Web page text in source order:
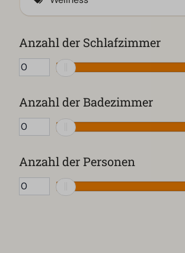
Outdoor-Küche
Steg (5)
Umzäunter Garten (4)
Infrarot / traditionelle Sauna
Hot Tub
Infrarot-Sauna
Whirlpool
Traditionelle Sauna
Anzahl der Schlafzimmer
Anzahl der Badezimmer
Anzahl der Personen